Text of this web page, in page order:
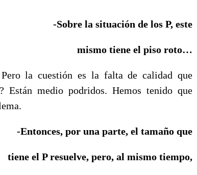
-Sobre la situación de los P, este
mismo tiene el piso roto…
la cuestión es la falta de calidad que
Están medio podridos. Hemos tenido que
-Entonces, por una parte, el tamaño que
tiene el P resuelve, pero, al mismo tiempo,